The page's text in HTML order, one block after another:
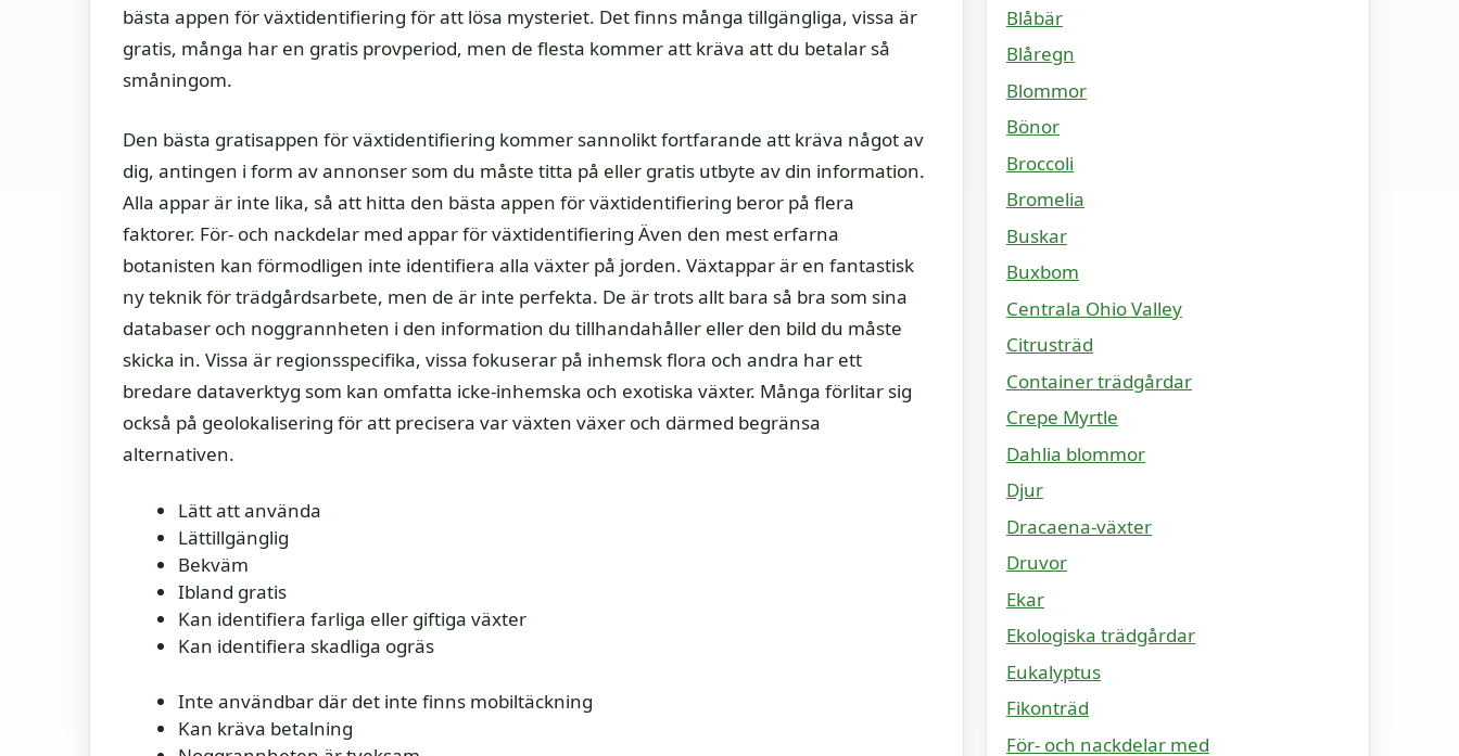
bästa appen för växtidentifiering för att lösa mysteriet. Det finns många tillgängliga, vissa är
gratis, många har en gratis provperiod, men de flesta kommer att kräva att du betalar så
småningom.
Den bästa gratisappen för växtidentifiering kommer sannolikt fortfarande att kräva något av
dig, antingen i form av annonser som du måste titta på eller gratis utbyte av din information.
Alla appar är inte lika, så att hitta den bästa appen för växtidentifiering beror på flera
faktorer. För- och nackdelar med appar för växtidentifiering Även den mest erfarna
botanisten kan förmodligen inte identifiera alla växter på jorden. Växtappar är en fantastisk
ny teknik för trädgårdsarbete, men de är inte perfekta. De är trots allt bara så bra som sina
databaser och noggrannheten i den information du tillhandahåller eller den bild du måste
skicka in. Vissa är regionsspecifika, vissa fokuserar på inhemsk flora och andra har ett
bredare dataverktyg som kan omfatta icke-inhemska och exotiska växter. Många förlitar sig
också på geolokalisering för att precisera var växten växer och därmed begränsa
alternativen.
Lätt att använda
Lättillgänglig
Bekväm
Ibland gratis
Kan identifiera farliga eller giftiga växter
Kan identifiera skadliga ogräs
Inte användbar där det inte finns mobiltäckning
Kan kräva betalning
Blåbär
Blåregn
Blommor
Bönor
Broccoli
Bromelia
Buskar
Buxbom
Centrala Ohio Valley
Citrusträd
Container trädgårdar
Crepe Myrtle
Dahlia blommor
Djur
Dracaena-växter
Druvor
Ekar
Ekologiska trädgårdar
Eukalyptus
Fikonträd
För- och nackdelar med